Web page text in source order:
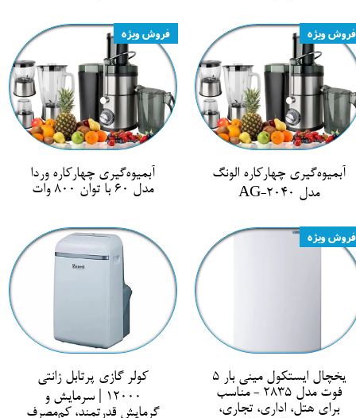
آبمیوه‌گیری چهارکاره الونگ
مدل AG-2040
فروش ویژه
آبمیوه‌گیری چهارکاره وردا
مدل 60 با توان 800 وات
فروش ویژه
یخچال ایستکول مینی بار 5
فوت مدل 2835 - مناسب
برای هتل، اداری، تجاری،
فروش ویژه
کولر گازی پرتابل زانتی
12000 | سرمایش و
گرمایش قدرتمند، کم‌مصرف